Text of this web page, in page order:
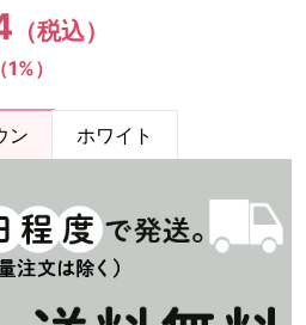
（税込）
）
ン ホワイト